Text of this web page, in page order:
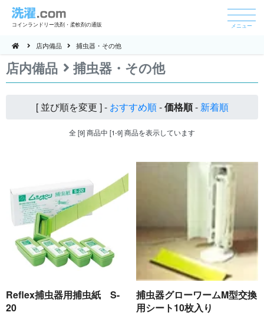
コインランドリー洗剤・柔軟剤の通販 メニュー
店内備品 捕虫器・その他
店内備品 捕虫器・その他
[ 並び順を変更 ] - おすすめ順-価格順- 新着順
全 [9] 商品中 [1-9] 商品を表示しています
Reflex捕虫器用捕虫紙 S-
20
捕虫器グローワームM型交換
用シート10枚入り